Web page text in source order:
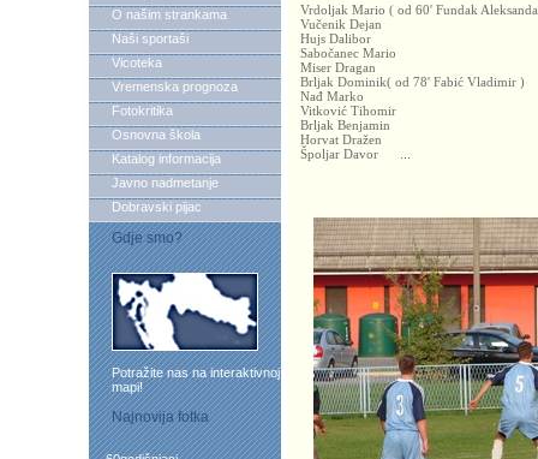
O našim strankama
Naši sportaši
Vicoteka
Vremenska prognoza
Fotokritika
Osnovna škola
Katalog informacija
Javno nadmetanje
Dobravski pijac
Gdje smo?
Potražite nas na interaktivnoj
mapi!
Najnovija fotka
Vrdoljak Mario ( od 60' Fundak
Vučenik Dejan
Hujs Dalibor
Sabočanec Mario
Miser Dragan
Brljak Dominik( od 78' Fabić Vladimir )
Nađ Marko
Vitković Tihomir
Brljak Benjamin
Horvat Dražen
Špoljar Davor